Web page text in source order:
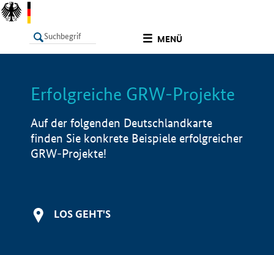
MENÜ
LISTE Info
Erfolgreiche GRW-Projekte
Auf der folgenden Deutschlandkarte
finden Sie konkrete Beispiele erfolgreicher
GRW-Projekte!
LOS GEHT'S